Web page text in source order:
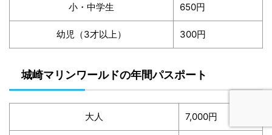
小・中学生 650円
幼児（3才以上） 300円
城崎マリンワールドの年間パスポート
大人 7,000円